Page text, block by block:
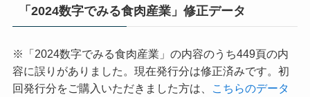
「2024数字でみる食肉産業」修正データ
※「2024数字でみる食肉産業」の内容のうち449頁の内
容に誤りがありました。現在発行分は修正済みです。初
回発行分をご購入いただきました方は、
こちらのデータ